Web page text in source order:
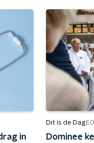
in
Dit is de DagEO
Dominee